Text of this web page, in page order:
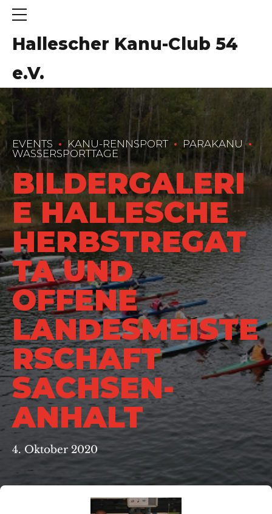
Hallescher Kanu-Club 54
e.V.
EVENTS KANU-RENNSPORT
PARAKANU
WASSERSPORTTAGE
BILDERGALERI
E HALLESCHE
HERBSTREGAT
TA UND
OFFENE
LANDESMEISTE
RSCHAFT
SACHSEN-
ANHALT
4. Oktober 2020